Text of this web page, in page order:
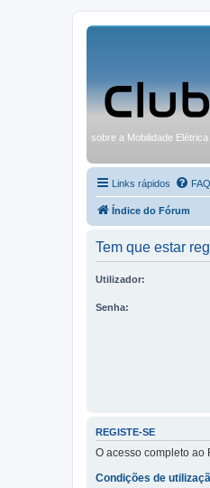
sobre a Mobilidade
Links rápidos FAQ
Índice do Fórum
Tem que estar
Utilizador:
Senha:
REGISTE-SE
O acesso completo ao
Condições de